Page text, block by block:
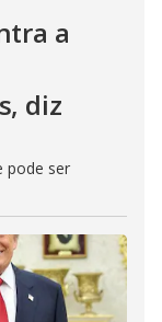
a
diz
pode ser